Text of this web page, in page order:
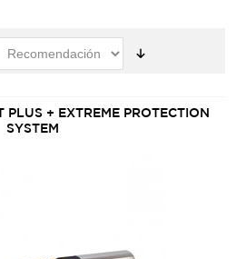
PLUS + EXTREME PROTECTION
SYSTEM